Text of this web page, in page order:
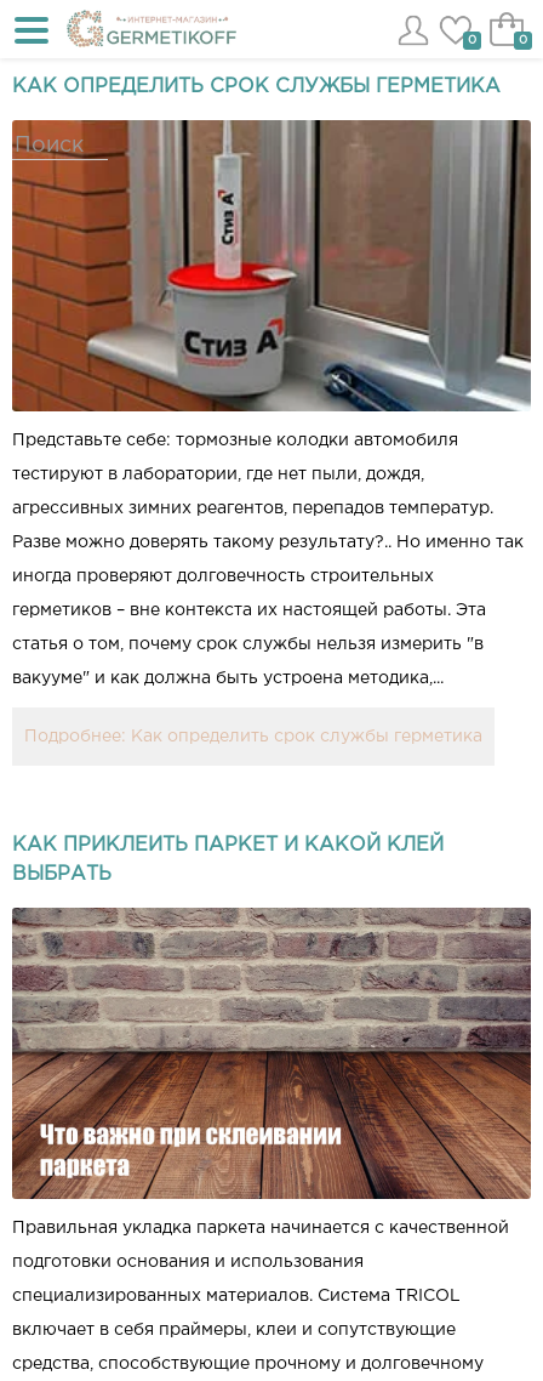
0 0
КАК ОПРЕДЕЛИТЬ СРОК СЛУЖБЫ ГЕРМЕТИКА
Представьте себе: тормозные колодки автомобиля
тестируют в лаборатории, где нет пыли, дождя,
агрессивных зимних реагентов, перепадов температур.
Разве можно доверять такому результату?.. Но именно так
иногда проверяют долговечность строительных
герметиков – вне контекста их настоящей работы. Эта
статья о том, почему срок службы нельзя измерить "в
вакууме" и как должна быть устроена методика,...
Подробнее: Как определить срок службы герметика
КАК ПРИКЛЕИТЬ ПАРКЕТ И КАКОЙ КЛЕЙ
ВЫБРАТЬ
Правильная укладка паркета начинается с качественной
подготовки основания и использования
специализированных материалов. Система TRICOL
включает в себя праймеры, клеи и сопутствующие
средства, способствующие прочному и долговечному